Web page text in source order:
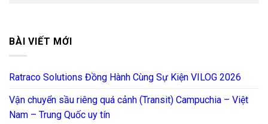
BÀI VIẾT MỚI
Ratraco Solutions Đồng Hành Cùng Sự Kiện VILOG 2026
Vận chuyển sầu riêng quá cảnh (Transit) Campuchia – Việt
Nam – Trung Quốc uy tín